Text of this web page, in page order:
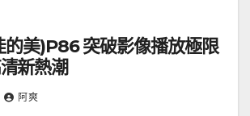
美)P86 突破影像播放極限
新熱潮
阿爽